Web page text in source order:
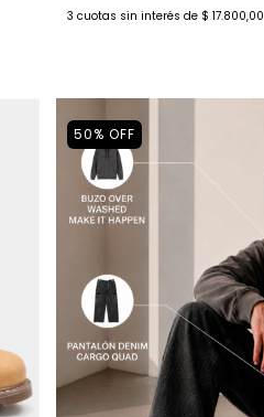
3 cuotas sin interés de $ 17.800,00
50% OFF